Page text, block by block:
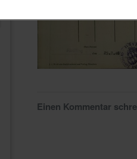
Einen Kommentar